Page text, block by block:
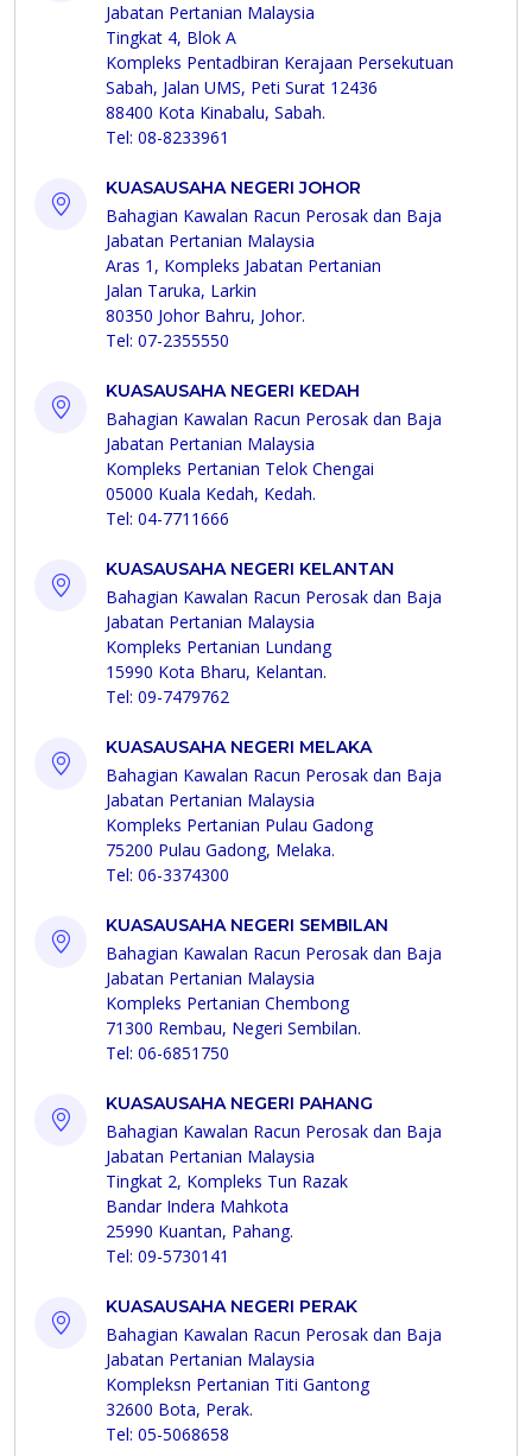
Jabatan Pertanian Malaysia
Tingkat 4, Blok A
Kompleks Pentadbiran Kerajaan Persekutuan
Sabah, Jalan UMS, Peti Surat 12436
88400 Kota Kinabalu, Sabah.
Tel: 08-8233961
KUASAUSAHA NEGERI JOHOR
Bahagian Kawalan Racun Perosak dan Baja
Jabatan Pertanian Malaysia
Aras 1, Kompleks Jabatan Pertanian
Jalan Taruka, Larkin
80350 Johor Bahru, Johor.
Tel: 07-2355550
KUASAUSAHA NEGERI KEDAH
Bahagian Kawalan Racun Perosak dan Baja
Jabatan Pertanian Malaysia
Kompleks Pertanian Telok Chengai
05000 Kuala Kedah, Kedah.
Tel: 04-7711666
KUASAUSAHA NEGERI KELANTAN
Bahagian Kawalan Racun Perosak dan Baja
Jabatan Pertanian Malaysia
Kompleks Pertanian Lundang
15990 Kota Bharu, Kelantan.
Tel: 09-7479762
KUASAUSAHA NEGERI MELAKA
Bahagian Kawalan Racun Perosak dan Baja
Jabatan Pertanian Malaysia
Kompleks Pertanian Pulau Gadong
75200 Pulau Gadong, Melaka.
Tel: 06-3374300
KUASAUSAHA NEGERI SEMBILAN
Bahagian Kawalan Racun Perosak dan Baja
Jabatan Pertanian Malaysia
Kompleks Pertanian Chembong
71300 Rembau, Negeri Sembilan.
Tel: 06-6851750
KUASAUSAHA NEGERI PAHANG
Bahagian Kawalan Racun Perosak dan Baja
Jabatan Pertanian Malaysia
Tingkat 2, Kompleks Tun Razak
Bandar Indera Mahkota
25990 Kuantan, Pahang.
Tel: 09-5730141
KUASAUSAHA NEGERI PERAK
Bahagian Kawalan Racun Perosak dan Baja
Jabatan Pertanian Malaysia
Kompleksn Pertanian Titi Gantong
32600 Bota, Perak.
Tel: 05-5068658